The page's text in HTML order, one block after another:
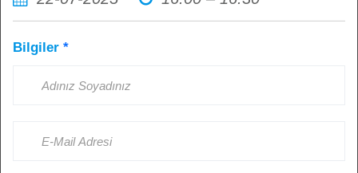
İmplant Tedavisi Sonrası Ağız
Hijyenine Dikkat Etmemenin
Sonuçları: Sağlıklı İmplantlar İçin
Kişi Görüntüledi: 4496
Bilgiler *